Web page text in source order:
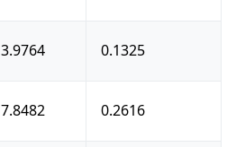
3.9764 0.1325
7.8482 0.2616